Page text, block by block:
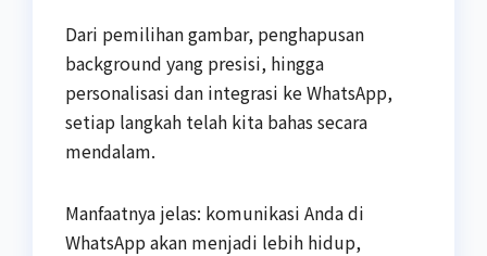
Dari pemilihan gambar, penghapusan
background yang presisi, hingga
personalisasi dan integrasi ke WhatsApp,
setiap langkah telah kita bahas secara
mendalam.
Manfaatnya jelas: komunikasi Anda di
WhatsApp akan menjadi lebih hidup,